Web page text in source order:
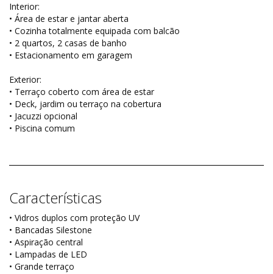
Interior:
• Área de estar e jantar aberta
• Cozinha totalmente equipada com balcão
• 2 quartos, 2 casas de banho
• Estacionamento em garagem
Exterior:
• Terraço coberto com área de estar
• Deck, jardim ou terraço na cobertura
• Jacuzzi opcional
• Piscina comum
Características
• Vidros duplos com proteção UV
• Bancadas Silestone
• Aspiração central
• Lampadas de LED
• Grande terraço